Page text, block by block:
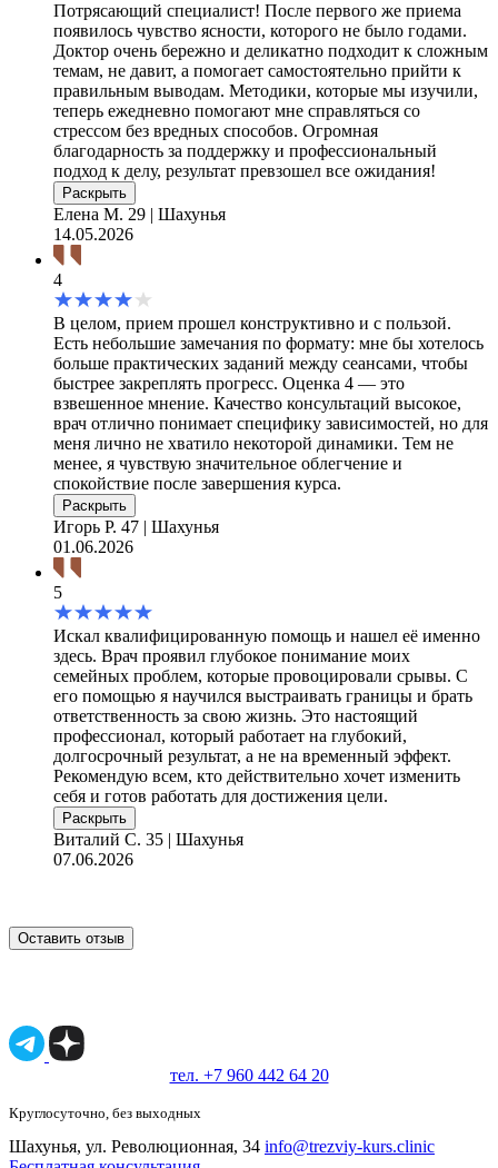
Потрясающий специалист! После первого же приема
появилось чувство ясности, которого не было годами.
Доктор очень бережно и деликатно подходит к сложным
темам, не давит, а помогает самостоятельно прийти к
правильным выводам. Методики, которые мы изучили,
теперь ежедневно помогают мне справляться со
стрессом без вредных способов. Огромная
благодарность за поддержку и профессиональный
подход к делу, результат превзошел все ожидания!
Раскрыть
Елена М. 29 | Шахунья
14.05.2026
4
В целом, прием прошел конструктивно и с пользой.
Есть небольшие замечания по формату: мне бы хотелось
больше практических заданий между сеансами, чтобы
быстрее закреплять прогресс. Оценка 4 — это
взвешенное мнение. Качество консультаций высокое,
врач отлично понимает специфику зависимостей, но для
меня лично не хватило некоторой динамики. Тем не
менее, я чувствую значительное облегчение и
спокойствие после завершения курса.
Раскрыть
Игорь Р. 47 | Шахунья
01.06.2026
5
Искал квалифицированную помощь и нашел её именно
здесь. Врач проявил глубокое понимание моих
семейных проблем, которые провоцировали срывы. С
его помощью я научился выстраивать границы и брать
ответственность за свою жизнь. Это настоящий
профессионал, который работает на глубокий,
долгосрочный результат, а не на временный эффект.
Рекомендую всем, кто действительно хочет изменить
себя и готов работать для достижения цели.
Раскрыть
Виталий С. 35 | Шахунья
07.06.2026
Оставить отзыв
тел. +7 960 442 64 20
Круглосуточно, без выходных
Шахунья, ул. Революционная, 34 info@trezviy-kurs.clinic